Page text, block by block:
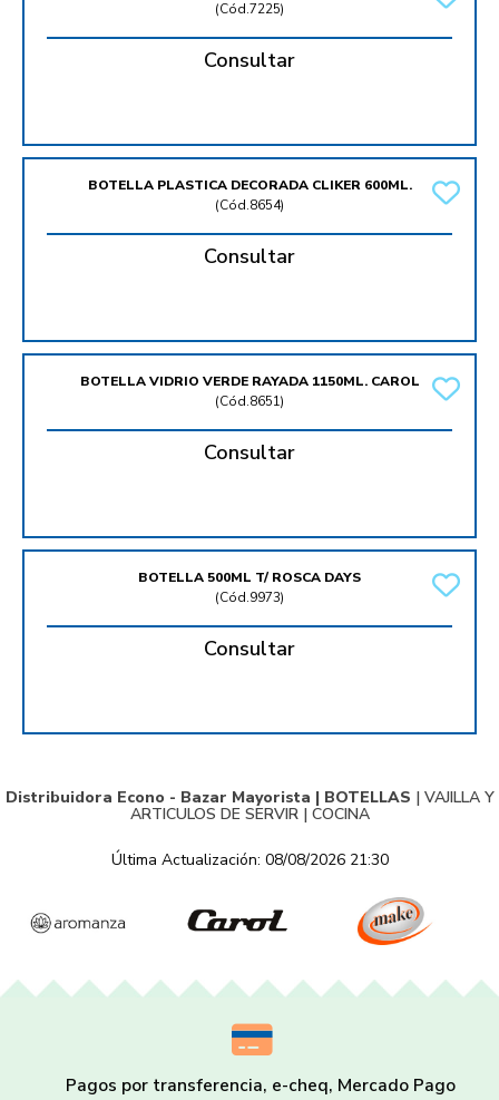
(Cód.7225)
Consultar
BOTELLA PLASTICA DECORADA CLIKER 600ML.
(Cód.8654)
Consultar
BOTELLA VIDRIO VERDE RAYADA 1150ML. CAROL
(Cód.8651)
Consultar
BOTELLA 500ML T/ ROSCA DAYS
(Cód.9973)
Consultar
Distribuidora Econo - Bazar Mayorista | BOTELLAS | VAJILLA Y
ARTICULOS DE SERVIR| COCINA
Última Actualización: 08/08/2026 21:30
Pagos por transferencia, e-cheq, Mercado Pago